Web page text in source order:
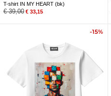
T-shirt IN MY HEART (bk)
€39,00 € 33,15
-15%